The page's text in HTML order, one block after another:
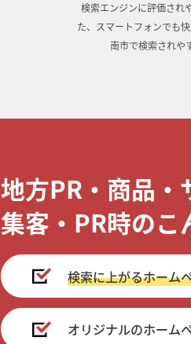
検索エンジンに評価され
た、スマートフォンでも
南市で検索されや
地方PR・商品・
集客・PR時のこ
検索に上がるホーム
オリジナルのホーム